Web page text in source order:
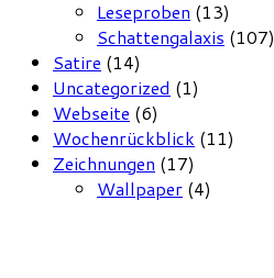
Leseproben (13)
Schattengalaxis (107)
Satire (14)
Uncategorized (1)
Webseite (6)
Wochenrückblick (11)
Zeichnungen (17)
Wallpaper (4)